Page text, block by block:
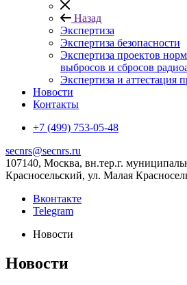
Назад
Экспертиза
Экспертиза безопасности
Экспертиза проектов
выбросов и сбросов
Экспертиза и
Новости
Контакты
+7 (499) 753-05-48
secnrs@secnrs.ru
107140, Москва, вн.тер.г.
Красносельский, ул. Малая
Вконтакте
Telegram
Новости
Новости